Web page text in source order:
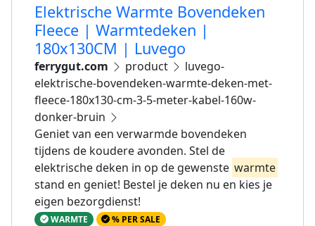
Elektrische Warmte Bovendeken
Fleece | Warmtedeken |
180x130CM | Luvego
ferrygut.com product
luvego-
elektrische-bovendeken-warmte-deken-met-
fleece-180x130-cm-3-5-meter-kabel-160w-
donker-bruin
Geniet van een verwarmde bovendeken
tijdens de koudere avonden. Stel de
elektrische deken in op de gewenste warmte
stand en geniet! Bestel je deken nu en kies je
eigen bezorgdienst!
WARMTE % PER SALE